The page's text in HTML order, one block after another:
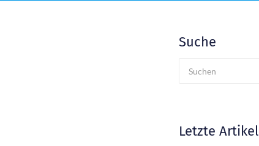
Suche
Letzte Artikel